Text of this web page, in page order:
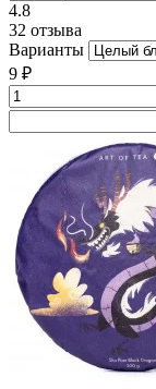
4.8
32 отзыва
Варианты
9 ₽